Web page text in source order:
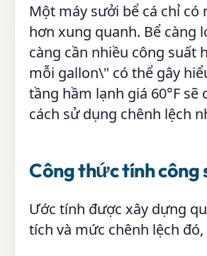
Một máy sưởi bể cá chỉ
hơn xung quanh. Bể càng
càng cần nhiều công suất
mỗi gallon\" có thể gây
tầng hầm lạnh giá 60°F
cách sử dụng chênh lệch
Công thức tính công
Ước tính được xây dựng
tích và mức chênh lệch